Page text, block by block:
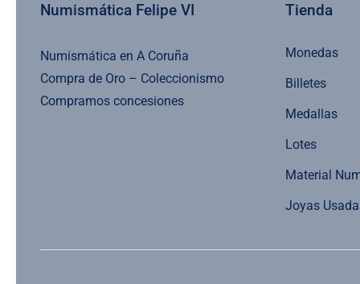
Numismática Felipe VI
Numismática en A Coruña
Compra de Oro – Coleccionismo
Compramos concesiones
Tienda
Monedas
Billetes
Medallas
Lotes
Material
Joyas